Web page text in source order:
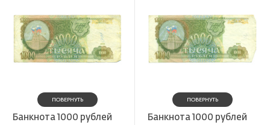
ПОВЕРНУТЬ
Банкнота 1000 рублей
ПОВЕРНУТЬ
Банкнота 1000 рублей